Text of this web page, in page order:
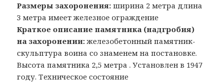
Размеры захоронения: ширина 2 метра длина
3 метра имеет железное ограждение
Краткое описание памятника (надгробия)
на захоронении:железобетонный памятник-
скульптура воина со знаменем на постановке.
Высота памятника 2,5 метра . Установлен в 1947
году. Техническое состояние